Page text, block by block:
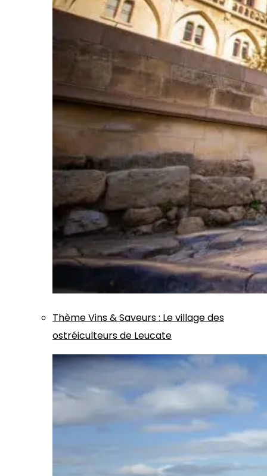
ThèmeVins & Saveurs: Le village des
ostréiculteurs de Leucate